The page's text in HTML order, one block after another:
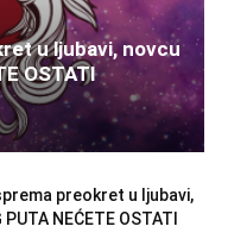
u ljubavi, novcu
OSTATI
preokret u ljubavi,
NEĆETE OSTATI